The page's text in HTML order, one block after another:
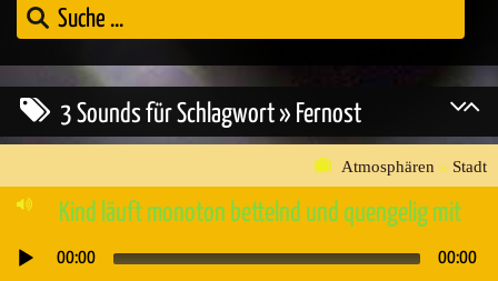
3 Sounds für Schlagwort » Fernost
Atmosphären » Stadt
Kind läuft monoton bettelnd und quengelig mit
Audio-
00:00 00:00